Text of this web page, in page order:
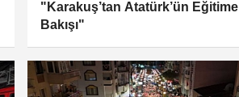
"Karakuş’tan Atatürk’ün Eğitime
Bakışı"